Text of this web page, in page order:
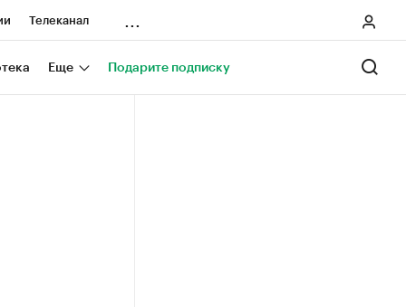
Телеканал
Еще Подарите подписку